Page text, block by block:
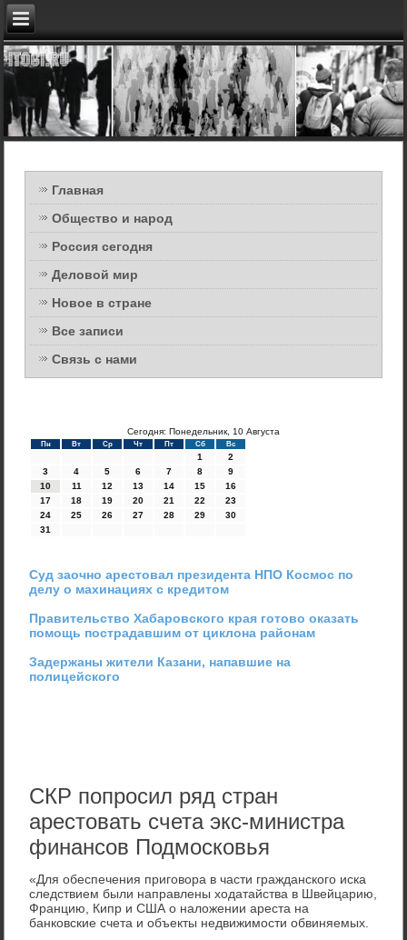
Главная
Общество и народ
Россия сегодня
Деловой мир
Новое в стране
Все записи
Связь с нами
Сегодня: Понедельник, 10 Августа
Пн Вт Ср Чт Пт Сб Вс
1
2
3
4 5 6 7 8
9
10
11 12 13 14 15
16
17
18 19 20 21 22
23
24
25 26 27 28 29
30
31
Суд заочно арестовал президента НПО Космос по
делу о махинациях с кредитом
Правительство Хабаровского края готово оказать
помощь пострадавшим от циклона районам
Задержаны жители Казани, напавшие на
полицейского
СКР попросил ряд стран
арестовать счета экс-министра
финансов Подмосковья
«Для обеспечения приговора в части гражданского иска
следствием были направлены ходатайства в Швейцарию,
Францию, Кипр и США о наложении ареста на
банковские счета и объекты недвижимости обвиняемых.